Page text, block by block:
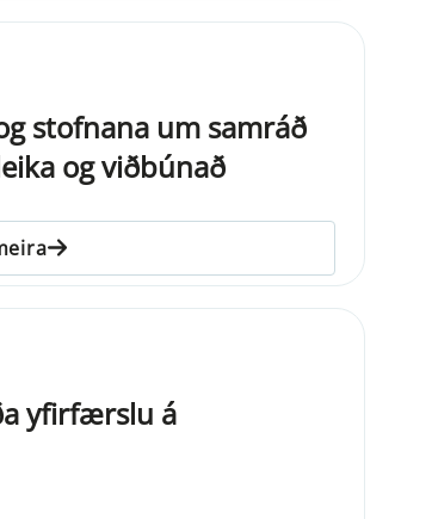
stofnana um samráð
og viðbúnað
yfirfærslu á